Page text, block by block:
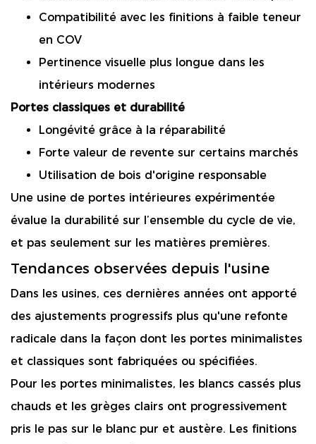
Compatibilité avec les finitions à faible teneur
en COV
Pertinence visuelle plus longue dans les
intérieurs modernes
Portes classiques et durabilité
Longévité grâce à la réparabilité
Forte valeur de revente sur certains marchés
Utilisation de bois d'origine responsable
Une usine de portes intérieures expérimentée
évalue la durabilité sur l’ensemble du cycle de vie,
et pas seulement sur les matières premières.
Tendances observées depuis l'usine
Dans les usines, ces dernières années ont apporté
des ajustements progressifs plus qu'une refonte
radicale dans la façon dont les portes minimalistes
et classiques sont fabriquées ou spécifiées.
Pour les portes minimalistes, les blancs cassés plus
chauds et les grèges clairs ont progressivement
pris le pas sur le blanc pur et austère. Les finitions